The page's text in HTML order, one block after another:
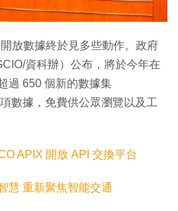
放數據終於見多些動作。政府
資科辦）公布，將於今年在
過 650 個新的數據集
數據，免費供公眾瀏覽以及工
APIX 開放 API 交換平台
慧 重新聚焦智能交通